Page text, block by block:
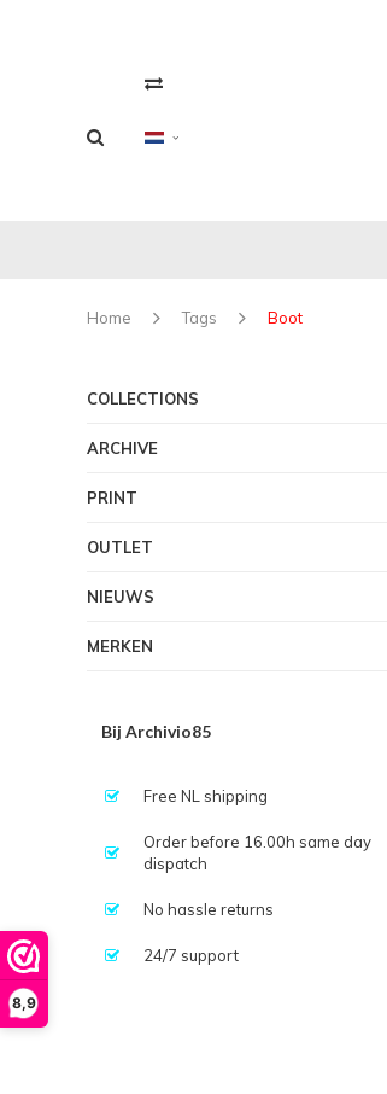
8,9
Home Tags Boot
COLLECTIONS
ARCHIVE
PRINT
OUTLET
NIEUWS
MERKEN
Bij Archivio85
Free NL shipping
Order before 16.00h same day
dispatch
No hassle returns
24/7 support